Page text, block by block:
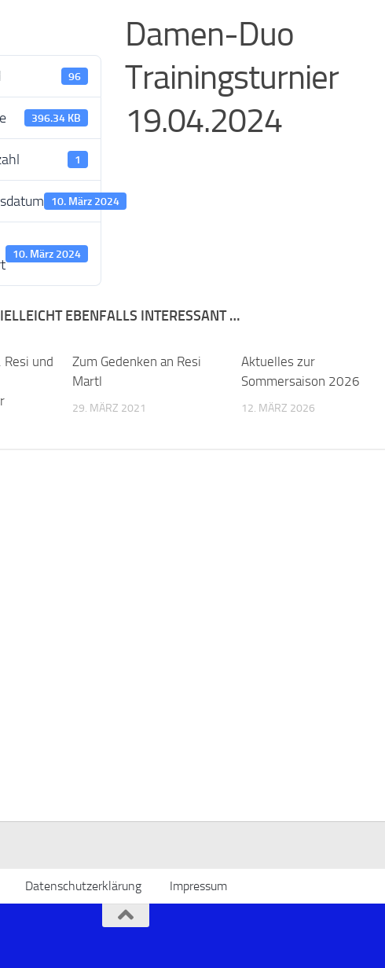
96
396.34 KB
1
10. März 2024
10. März 2024
Damen-Duo
Trainingsturnier
19.04.2024
EBENFALLS INTERESSANT …
Resi und
Zum Gedenken an Resi
Martl
29. MÄRZ 2021
Aktuelles zur
Sommersaison 2026
12. MÄRZ 2026
Datenschutzerklärung Impressum